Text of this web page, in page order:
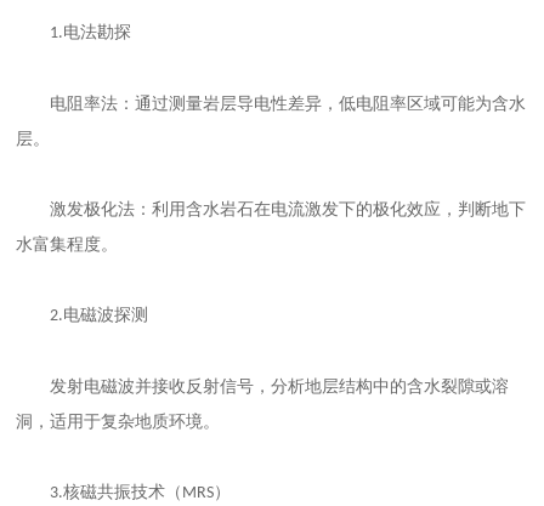
1.电法勘探
电阻率法：通过测量岩层导电性差异，低电阻率区域可能为含水
层。
激发极化法：利用含水岩石在电流激发下的极化效应，判断地下
水富集程度。
2.电磁波探测
发射电磁波并接收反射信号，分析地层结构中的含水裂隙或溶
洞，适用于复杂地质环境。
3.核磁共振技术（ MRS）